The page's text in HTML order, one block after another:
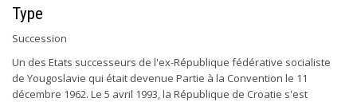
Type
Succession
Un des Etats successeurs de l'ex-République fédérative socialiste
de Yougoslavie qui était devenue Partie à la Convention le 11
décembre 1962. Le 5 avril 1993, la République de Croatie s'est